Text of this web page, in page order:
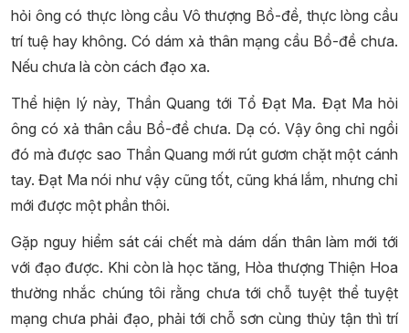
hỏi ông có thực lòng cầu Vô thượng Bồ-đề, thực lòng cầu
trí tuệ hay không. Có dám xả thân mạng cầu Bồ-đề chưa.
Nếu chưa là còn cách đạo xa.
Thể hiện lý này, Thần Quang tới Tổ Đạt Ma. Đạt Ma hỏi
ông có xả thân cầu Bồ-đề chưa. Dạ có. Vậy ông chỉ ngồi
đó mà được sao Thần Quang mới rút gươm chặt một cánh
tay. Đạt Ma nói như vậy cũng tốt, cũng khá lắm, nhưng chỉ
mới được một phần thôi.
Gặp nguy hiểm sát cái chết mà dám dấn thân làm mới tới
với đạo được. Khi còn là học tăng, Hòa thượng Thiện Hoa
thường nhắc chúng tôi rằng chưa tới chỗ tuyệt thể tuyệt
mạng chưa phải đạo, phải tới chỗ sơn cùng thủy tận thì trí